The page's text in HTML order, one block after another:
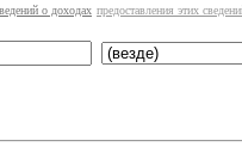
о доходах предоставления этих